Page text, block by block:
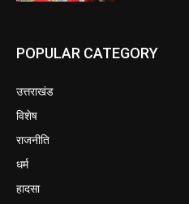
POPULAR CATEGORY
उत्तराखंड
विशेष
राजनीति
धर्म
हादसा